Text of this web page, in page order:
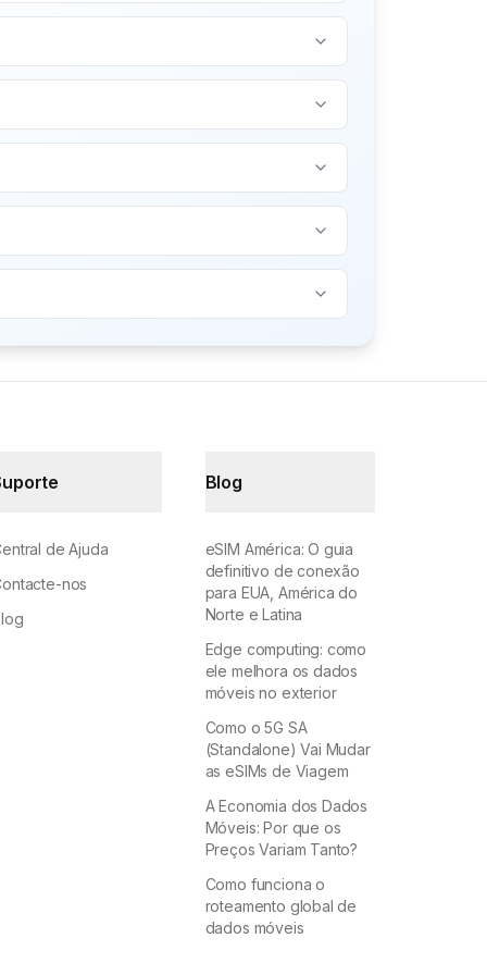
de Ajuda
nos
Blog
eSIM América: O guia
definitivo de conexão
para EUA, América do
Norte e Latina
Edge computing: como
ele melhora os dados
móveis no exterior
Como o 5G SA
(Standalone) Vai Mudar
as eSIMs de Viagem
A Economia dos Dados
Móveis: Por que os
Preços Variam Tanto?
Como funciona o
roteamento global de
dados móveis